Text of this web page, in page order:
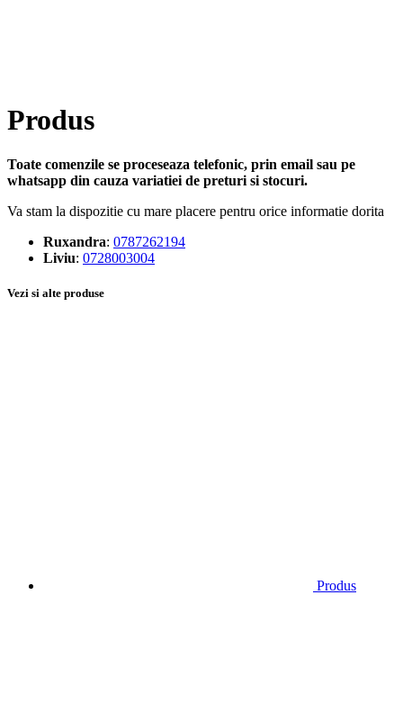
Produs
Toate comenzile se proceseaza telefonic, prin email sau pe
whatsapp din cauza variatiei de preturi si stocuri.
Va stam la dispozitie cu mare placere pentru orice informatie dorita
Ruxandra: 0787262194
Liviu: 0728003004
Vezi si alte produse
Produs